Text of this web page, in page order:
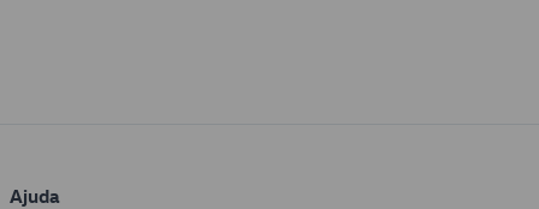
Ajuda